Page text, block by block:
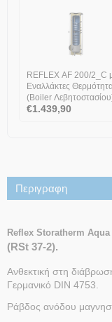
REFLEX AF 200/2_C με 2
Εναλλάκτες
(Boiler
€1.439,90
Περιγραφη
Reflex Storatherm Aqua
(RSt 37-2).
Ανθεκτική στη
Γερμανικό DIN 4753.
Ράβδος ανόδου